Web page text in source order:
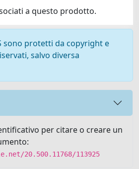
a questo prodotto.
sono protetti da copyright e
salvo diversa
per citare o creare un
20.500.11768/113925